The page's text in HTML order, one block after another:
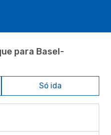
para Basel-
Só ida